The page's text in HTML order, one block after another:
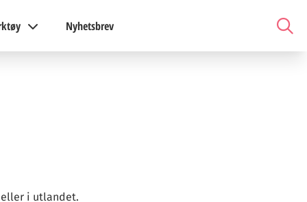
Nyhetsbrev
i utlandet.